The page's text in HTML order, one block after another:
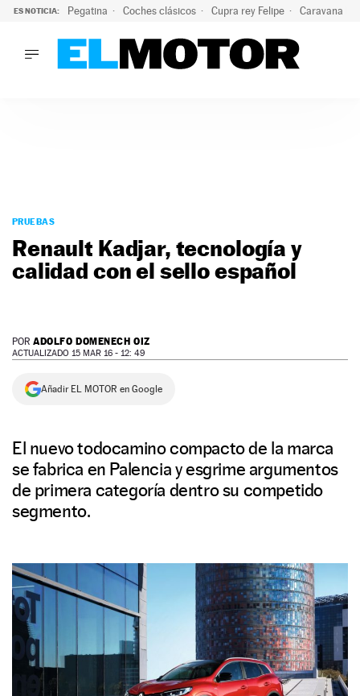
ES NOTICIA: Pegatina Coches clásicos Cupra rey Felipe Caravana
PODCAST
MOTOS
TECNOLOGÍA
SERVICIOS
NEWSLETTER
PRUEBAS
Renault Kadjar, tecnología y
calidad con el sello español
POR ADOLFO DOMENECH OIZ
ACTUALIZADO 15 MAR 16 - 12: 49
Añadir EL MOTOR en Google
El nuevo todocamino compacto de la marca
se fabrica en Palencia y esgrime argumentos
de primera categoría dentro su competido
segmento.